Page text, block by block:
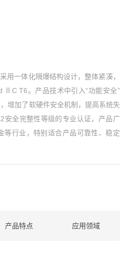
用一体化隔爆结构设计，整体紧凑，
ⅡC T6。产品技术中引入“功能安全”
增加了软硬件安全机制，提高系统失
安全完整性等级的专业认证，产品广
等行业，特别适合产品可靠性、稳定
产品特点 应用领域